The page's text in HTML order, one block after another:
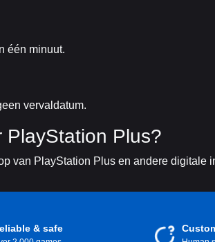
één minuut.
vervaldatum.
PlayStation Plus?
van PlayStation Plus en andere digitale
& safe